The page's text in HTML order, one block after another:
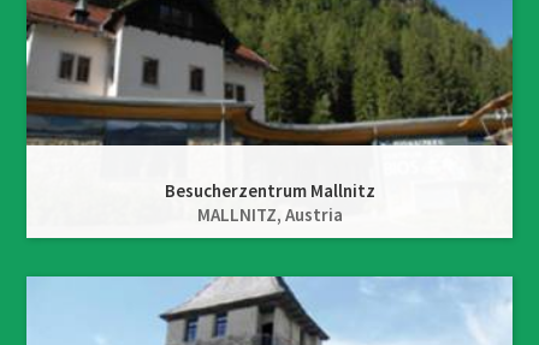
Besucherzentrum Mallnitz
MALLNITZ, Austria